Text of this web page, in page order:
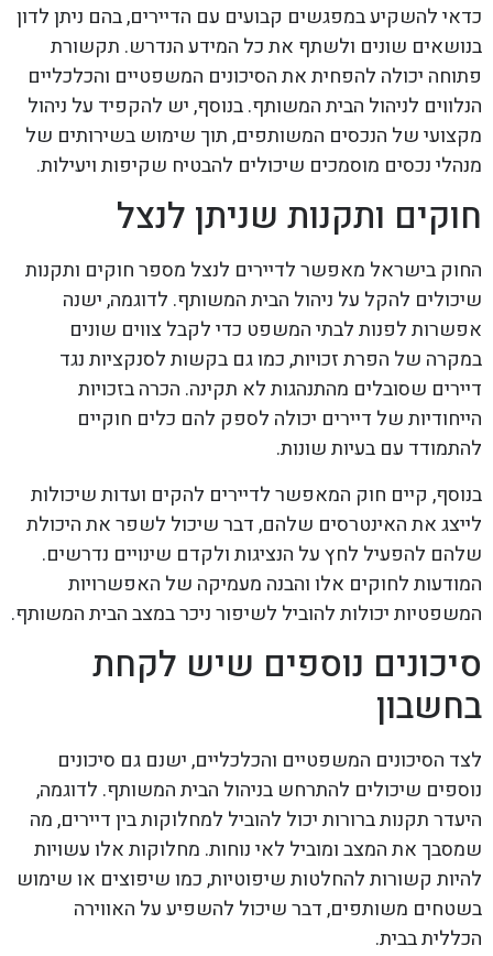
כדאי להשקיע במפגשים קבועים עם הדיירים, בהם ניתן לדון
בנושאים שונים ולשתף את כל המידע הנדרש. תקשורת
פתוחה יכולה להפחית את הסיכונים המשפטיים והכלכליים
הנלווים לניהול הבית המשותף. בנוסף, יש להקפיד על ניהול
מקצועי של הנכסים המשותפים, תוך שימוש בשירותים של
מנהלי נכסים מוסמכים שיכולים להבטיח שקיפות ויעילות.
חוקים ותקנות שניתן לנצל
החוק בישראל מאפשר לדיירים לנצל מספר חוקים ותקנות
שיכולים להקל על ניהול הבית המשותף. לדוגמה, ישנה
אפשרות לפנות לבתי המשפט כדי לקבל צווים שונים
במקרה של הפרת זכויות, כמו גם בקשות לסנקציות נגד
דיירים שסובלים מהתנהגות לא תקינה. הכרה בזכויות
הייחודיות של דיירים יכולה לספק להם כלים חוקיים
להתמודד עם בעיות שונות.
בנוסף, קיים חוק המאפשר לדיירים להקים ועדות שיכולות
לייצג את האינטרסים שלהם, דבר שיכול לשפר את היכולת
שלהם להפעיל לחץ על הנציגות ולקדם שינויים נדרשים.
המודעות לחוקים אלו והבנה מעמיקה של האפשרויות
המשפטיות יכולות להוביל לשיפור ניכר במצב הבית המשותף.
סיכונים נוספים שיש לקחת
בחשבון
לצד הסיכונים המשפטיים והכלכליים, ישנם גם סיכונים
נוספים שיכולים להתרחש בניהול הבית המשותף. לדוגמה,
היעדר תקנות ברורות יכול להוביל למחלוקות בין דיירים, מה
שמסבך את המצב ומוביל לאי נוחות. מחלוקות אלו עשויות
להיות קשורות להחלטות שיפוטיות, כמו שיפוצים או שימוש
בשטחים משותפים, דבר שיכול להשפיע על האווירה
הכללית בבית.